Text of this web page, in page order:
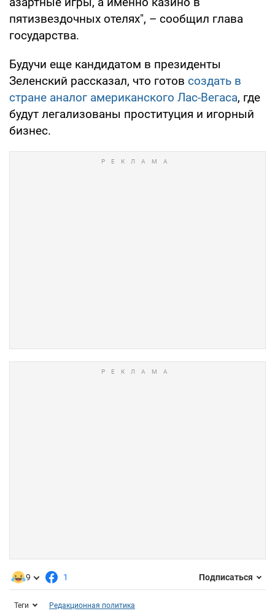
пятизвездочных отелях", – сообщил глава
государства.
Будучи еще кандидатом в президенты
Зеленский рассказал, что готов создать в
стране аналог американского Лас-Вегаса, где
будут легализованы проституция и игорный
бизнес.
9 1 Подписаться
Теги Редакционная политика